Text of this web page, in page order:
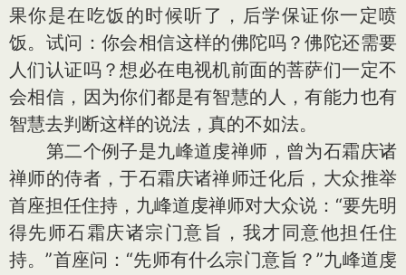
果你是在吃饭的时候听了，后学保证你一定喷
饭。试问：你会相信这样的佛陀吗？佛陀还需要
人们认证吗？想必在电视机前面的菩萨们一定不
会相信，因为你们都是有智慧的人，有能力也有
智慧去判断这样的说法，真的不如法。
第二个例子是九峰道虔禅师，曾为石霜庆诸
禅师的侍者，于石霜庆诸禅师迁化后，大众推举
首座担任住持，九峰道虔禅师对大众说：“要先明
得先师石霜庆诸宗门意旨，我才同意他担任住
持。”首座问：“先师有什么宗门意旨？”九峰道虔